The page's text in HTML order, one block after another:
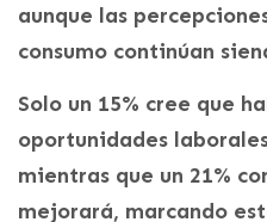
aunque las
consumo continúan
Solo un 15% cree que
oportunidades
mientras que un 21%
mejorará, marcando